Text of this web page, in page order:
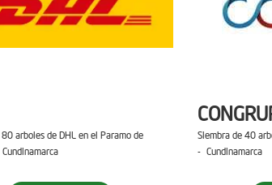
arboles de DHL en el Paramo de
Siembra de 40
- Cundinamarca